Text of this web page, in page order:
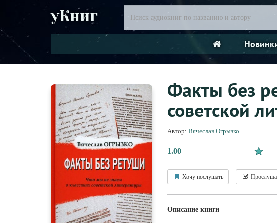
уКниг
Факты без
советской
Автор: Вячеслав Огрызко
1.00
Хочу послушать
Описание книги